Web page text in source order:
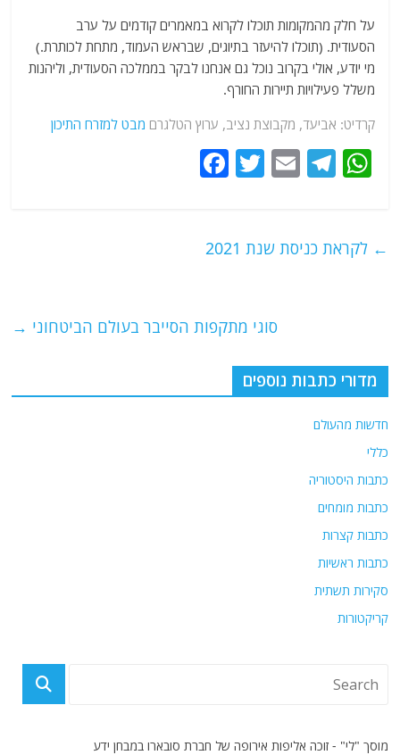
על חלק מהמקומות תוכלו לקרוא במאמרים קודמים על ערב
הסעודית. (תוכלו להיעזר בתיוגים, שבראש העמוד, מתחת לכותרת.)
מי יודע, אולי בקרוב נוכל גם אנחנו לבקר בממלכה הסעודית, וליהנות
משלל פעילויות תיירות החורף.
קרדיט: אביעד, מקבוצת נציב, ערוץ הטלגרם מבט למזרח התיכון
W
s
T
g
E
l
T
er
o
← לקראת כניסת שנת 2021
סוגי מתקפות הסייבר בעולם הביטחוני →
מדורי כתבות נוספים
חדשות מהעולם
כללי
כתבות היסטוריה
כתבות מומחים
כתבות קצרות
כתבות ראשיות
סקירות תשתית
קריקטורות
מוסך "לי" - זוכה אליפות אירופה של חברת סובארו במבחן ידע